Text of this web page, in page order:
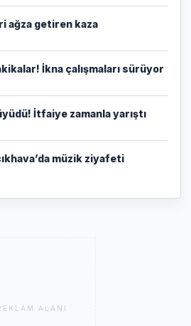
ağza getiren kaza
İkna çalışmaları sürüyor
İtfaiye zamanla yarıştı
müzik ziyafeti
ALANI